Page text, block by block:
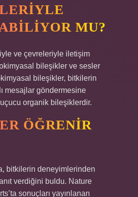
MU?
ve çevreleriyle iletişim
bileşikler ve sesler
bileşikler, bitkilerin
mesajlar göndermesine
organik bileşiklerdir.
ÖĞRENIR
bitkilerin deneyimlerinden
verdiğini buldu. Nature
sonuçları yayınlanan